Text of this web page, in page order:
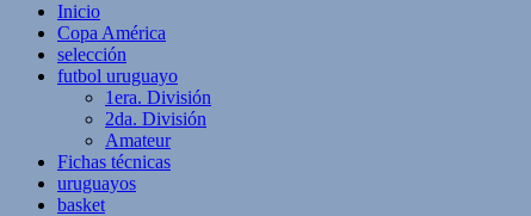
Inicio
Copa América
selección
futbol uruguayo
1era. División
2da. División
Amateur
Fichas técnicas
uruguayos
basket